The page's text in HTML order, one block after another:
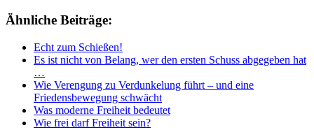
Ähnliche Beiträge:
Echt zum Schießen!
Es ist nicht von Belang, wer den ersten Schuss abgegeben hat
…
Wie Verengung zu Verdunkelung führt – und eine
Friedensbewegung schwächt
Was moderne Freiheit bedeutet
Wie frei darf Freiheit sein?